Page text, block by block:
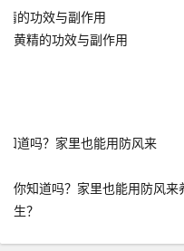
黄精的功效与副作用
你知道吗？家里也能用防风来
生？